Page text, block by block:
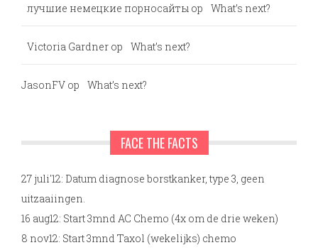
лучшие немецкие порносайты op What’s next?
Victoria Gardner op What’s next?
JasonFV op What’s next?
FACE THE FACTS
27 juli'12: Datum diagnose borstkanker, type 3, geen
uitzaaiingen.
16 aug12: Start 3mnd AC Chemo (4x om de drie weken)
8 nov12: Start 3mnd Taxol (wekelijks) chemo